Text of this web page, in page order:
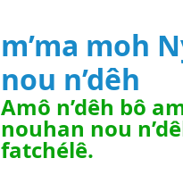
m’ma moh
nou n’dêh
Amô n’dêh bô
nouhan nou
fatchélê.